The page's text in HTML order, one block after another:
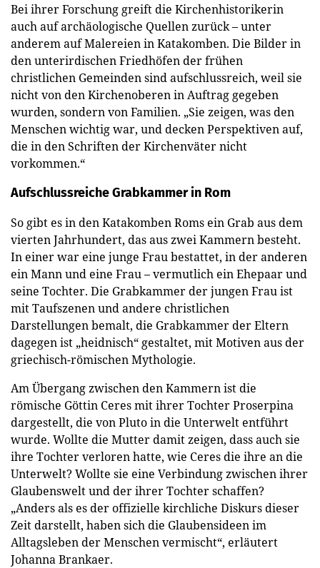
Bei ihrer Forschung greift die Kirchenhistorikerin
auch auf archäologische Quellen zurück – unter
anderem auf Malereien in Katakomben. Die Bilder in
den unterirdischen Friedhöfen der frühen
christlichen Gemeinden sind aufschlussreich, weil sie
nicht von den Kirchenoberen in Auftrag gegeben
wurden, sondern von Familien. „Sie zeigen, was den
Menschen wichtig war, und decken Perspektiven auf,
die in den Schriften der Kirchenväter nicht
vorkommen.“
Aufschlussreiche Grabkammer in Rom
So gibt es in den Katakomben Roms ein Grab aus dem
vierten Jahrhundert, das aus zwei Kammern besteht.
In einer war eine junge Frau bestattet, in der anderen
ein Mann und eine Frau – vermutlich ein Ehepaar und
seine Tochter. Die Grabkammer der jungen Frau ist
mit Taufszenen und andere christlichen
Darstellungen bemalt, die Grabkammer der Eltern
dagegen ist „heidnisch“ gestaltet, mit Motiven aus der
griechisch-römischen Mythologie.
Am Übergang zwischen den Kammern ist die
römische Göttin Ceres mit ihrer Tochter Proserpina
dargestellt, die von Pluto in die Unterwelt entführt
wurde. Wollte die Mutter damit zeigen, dass auch sie
ihre Tochter verloren hatte, wie Ceres die ihre an die
Unterwelt? Wollte sie eine Verbindung zwischen ihrer
Glaubenswelt und der ihrer Tochter schaffen?
„Anders als es der offizielle kirchliche Diskurs dieser
Zeit darstellt, haben sich die Glaubensideen im
Alltagsleben der Menschen vermischt“, erläutert
Johanna Brankaer.